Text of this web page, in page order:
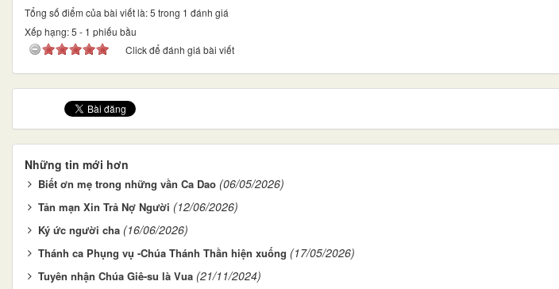
Tổng số điểm của bài viết là: 5 trong 1 đánh giá
Xếp hạng:5 - 1 phiếu bầu
Click để đánh giá bài viết
Những tin mới hơn
Biết ơn mẹ trong những vần Ca Dao (06/05/2026)
Tản mạn Xin Trả Nợ Người (12/06/2026)
Ký ức người cha (16/06/2026)
Thánh ca Phụng vụ -Chúa Thánh Thần hiện xuống (17/05/2026)
Tuyên nhận Chúa Giê-su là Vua (21/11/2024)